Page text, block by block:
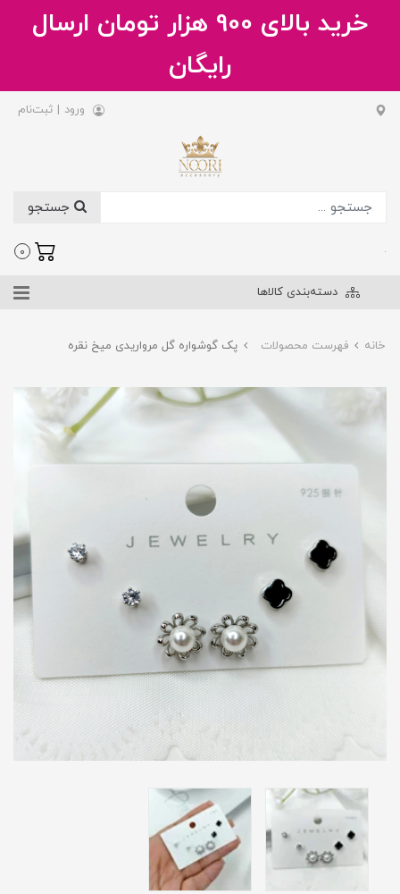
خرید بالای 900 هزار تومان ارسال
رایگان
ورود | ثبت‌نام
.
0
دسته‌بندی کالاها
خانه فهرست محصولات پک گوشواره گل مرواریدی میخ نقره